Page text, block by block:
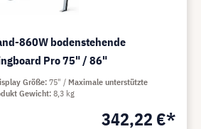
860W bodenstehende
Pro 75" / 86"
342,22 €*
Größe 75"
Maximale unterstützte
Gewicht 8,3 kg